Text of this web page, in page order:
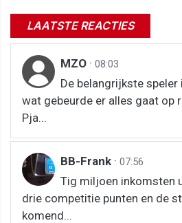
LAATSTE REACTIES
MZO · 08:03
De belangrijkste speler
wat gebeurde er alles gaat op
Pja...
BB-Frank · 07:56
Tig miljoen inkomsten
drie competitie punten en de
komend...